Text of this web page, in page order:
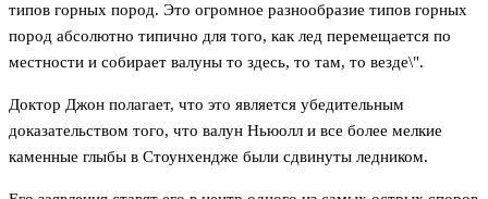
типов горных пород. Это огромное разнообразие типов горных
пород абсолютно типично для того, как лед перемещается по
местности и собирает валуны то здесь, то там, то везде\".
Доктор Джон полагает, что это является убедительным
доказательством того, что валун Ньюолл и все более мелкие
каменные глыбы в Стоунхендже были сдвинуты ледником.